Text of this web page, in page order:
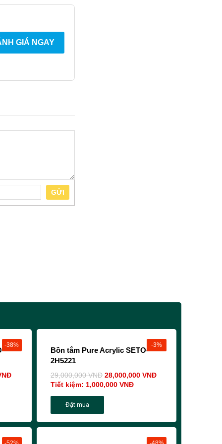
GIÁ NGAY
GỬI
-38% -3%
Bồn tắm Pure Acrylic SETO-
2H5221
29,000,000VNĐ 28,000,000 VNĐ
Tiết kiệm: 1,000,000 VNĐ
Đặt mua